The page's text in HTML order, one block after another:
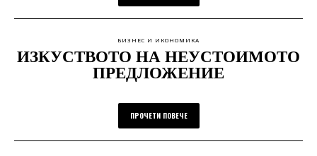
БИЗНЕС И ИКОНОМИКА
ИЗКУСТВОТО НА НЕУСТОИМОТО
ПРЕДЛОЖЕНИЕ
ПРОЧЕТИ ПОВЕЧЕ